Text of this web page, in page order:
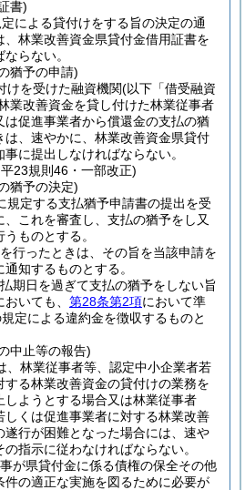
書)
による貸付けをする旨の決定の通
林業改善資金県貸付金借用証書を
らない。
猶予の申請)
けを受けた融資機関(以下「借受融資
業改善資金を貸し付けた林業従事者
は促進事業者から償還金の支払の猶
は、速やかに、林業改善資金県貸付
に提出しなければならない。
23規則46・一部改正)
猶予の決定)
規定する支払猶予申請書の提出を受
これを審査し、支払の猶予をし又
ものとする。
行ったときは、その旨を当該申請を
知するものとする。
期日を過ぎて支払の猶予をしない旨
いても、 第28条第2項において準
定による違約金を徴収するものと
中止等の報告)
、林業従事者等、認定中小企業者若
する林業改善資金の貸付けの業務を
しようとする場合又は林業従事者
しくは促進事業者に対する林業改善
遂行が困難となった場合には、速や
指示に従わなければならない。
が県貸付金に係る債権の保全その他
件の適正な実施を図るために必要が